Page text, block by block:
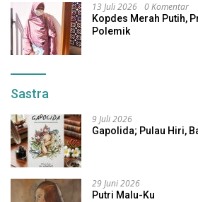
13 Juli 2026 0 Komentar
Kopdes Merah Putih,
Polemik
Sastra
9 Juli 2026
Gapolida; Pulau Hiri,
29 Juni 2026
Putri Malu-Ku